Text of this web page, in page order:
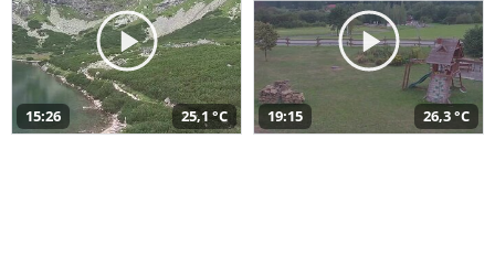
15:26 25,1 °C 19:15 26,3 °C